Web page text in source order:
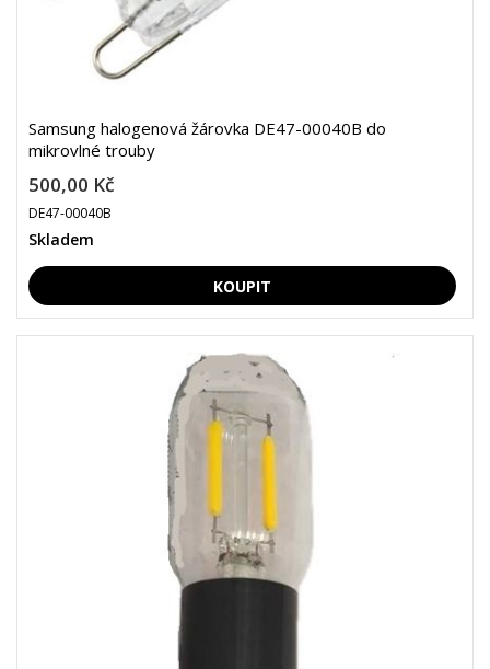
Samsung halogenová žárovka DE47-00040B do
mikrovlné trouby
500,00 Kč
DE47-00040B
Skladem